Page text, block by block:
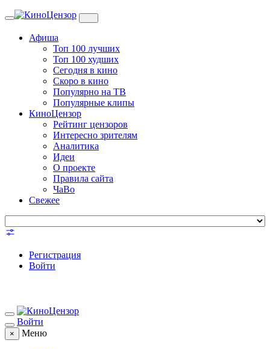
Toggle
Афиша
Топ 100 лучших
Топ 100 худших
Сегодня в кино
Скоро в кино
Популярно на ТВ
Популярные клипы
КиноЦензор
Рейтинг цензоров
Интересно зрителям
Аналитика
Идеи
О проекте
Правила сайта
ЧаВо
Свежее
Регистрация
Войти
Войти
× Меню